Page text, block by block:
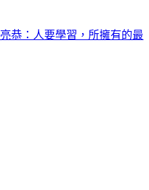
恭：人要學習，所擁有的最